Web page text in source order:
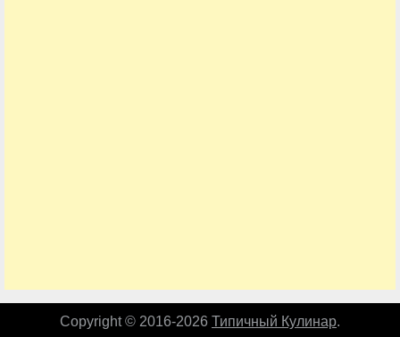
Copyright © 2016-2026 Типичный Кулинар.